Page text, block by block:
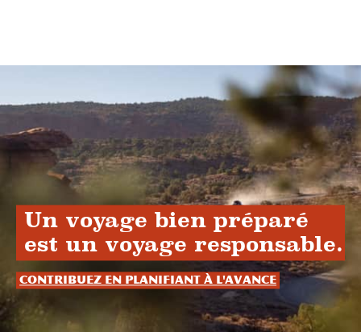
Un voyage bien préparé
est un voyage responsable.
Contribuez en planifiant à l'avance